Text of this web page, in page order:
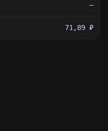
—
71,89 ₽